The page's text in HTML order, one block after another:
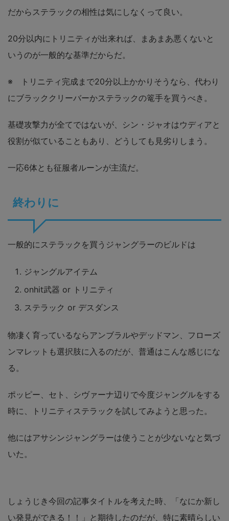
だからステラックの相性は気にしなくって良い。
20分以内にトリニティが出来れば、まあまあ悪くないと
いうのが一般的な基準だからだ。
※ トリニティ完成まで20分以上かかりそうなら、代わり
にブラッククリーバーかステラックの篭手を買うべき。
基礎攻撃力が全てではないが、シン・ジャオはウディアと
役割が似ていることもあり、どうしても見劣りしまう。
一応6体とも征服者ルーンが主流だ。
終わりに
一般的にステラックを買うジャングラーのビルドは
ジャングルアイテム
onhit武器 or トリニティ
ステラック or デスダンス
物凄く育っているならアンブラルやデッドマン、フローズ
ンマレットも選択肢に入るのだが、普通はこんな感じにな
る。
ポッピー、セト、シヴァーナ辺りで今度ジャングルをする
時に、トリニティステラックを試してみようと思った。
他にはアサシンジャングラーは使うことが少ないなと気づ
いた。
しょうじき今回の記事タイトルを考えた時、
「なにか新し
い発見ができる！！」 と期待したのだが、特に素晴らしい